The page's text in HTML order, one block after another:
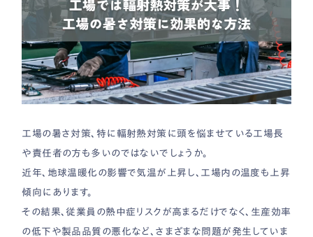
工場の暑さ対策、特に輻射熱対策に頭を悩ませている工場長
や責任者の方も多いのではないでしょうか。
近年、地球温暖化の影響で気温が上昇し、工場内の温度も上昇
傾向にあります。
その結果、従業員の熱中症リスクが高まるだけでなく、生産効率
の低下や製品品質の悪化など、さまざまな問題が発生していま